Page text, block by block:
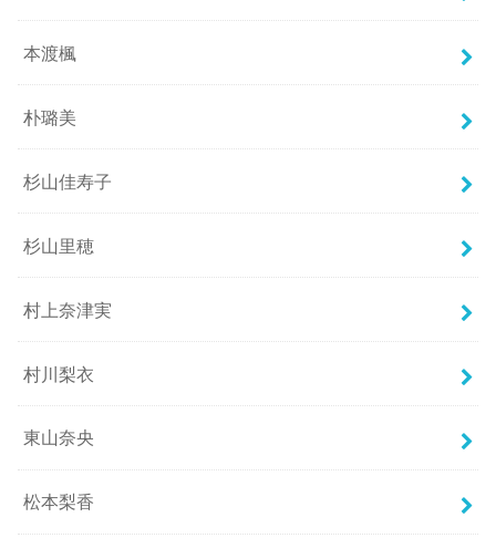
本渡楓
朴璐美
杉山佳寿子
杉山里穂
村上奈津実
村川梨衣
東山奈央
松本梨香